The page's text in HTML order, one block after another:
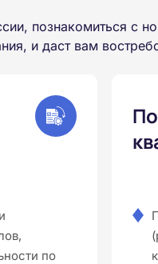
познакомиться с
и даст вам
по